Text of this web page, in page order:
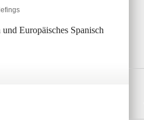
Europäisches Spanisch